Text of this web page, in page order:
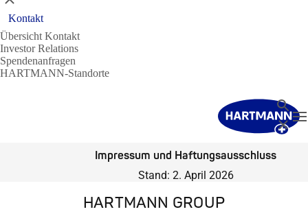
Kontakt
Übersicht Kontakt
Investor Relations
Spendenanfragen
HARTMANN-Standorte
Suche
Impressum und Haftungsausschluss
Stand: 2. April 2026
HARTMANN GROUP